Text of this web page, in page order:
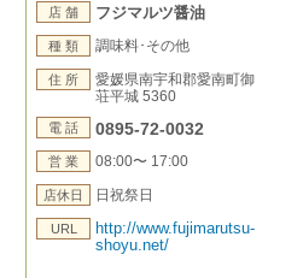
店 舗 フジマルツ醤油
種 類 調味料･その他
住 所
愛媛県南宇和郡愛南町御
荘平城 5360
電 話 0895-72-0032
営 業 08:00〜 17:00
店休日 日祝祭日
URL
http://www.fujimarutsu-
shoyu.net/